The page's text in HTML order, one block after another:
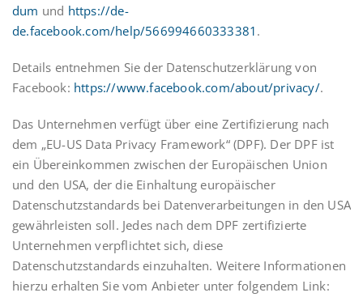
dum und https://de-
de.facebook.com/help/566994660333381 .
Details entnehmen Sie der Datenschutzerklärung von
Facebook: https://www.facebook.com/about/privacy/.
Das Unternehmen verfügt über eine Zertifizierung nach
dem „EU-US Data Privacy Framework“ (DPF). Der DPF ist
ein Übereinkommen zwischen der Europäischen Union
und den USA, der die Einhaltung europäischer
Datenschutzstandards bei Datenverarbeitungen in den USA
gewährleisten soll. Jedes nach dem DPF zertifizierte
Unternehmen verpflichtet sich, diese
Datenschutzstandards einzuhalten. Weitere Informationen
hierzu erhalten Sie vom Anbieter unter folgendem Link: